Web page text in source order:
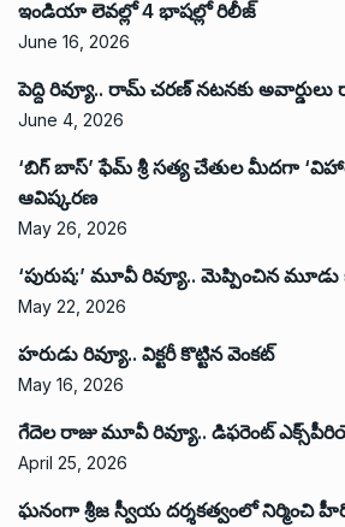
ఇండియా లెవ‌ల్లో 4 భాష‌ల్లో రిలీజ్
June 16, 2026
పెద్ది రివ్యూ.. రామ్ చరణ్ నటనకు
June 4, 2026
‘బిగ్ బాస్’ ఫేమ్ శ్రీ సత్య చేతుల మీదగా
ఆవిష్కరణ
May 26, 2026
‘పురుష:’ మూవీ రివ్యూ.. మెప్పించిన మూడు
May 22, 2026
హరుడు రివ్యూ.. విక్టరీ కొట్టిన వెంకట్
May 16, 2026
గేదెల రాజు మూవీ రివ్యూ.. డిఫరెంట్
April 25, 2026
ఘనంగా శ్రీజ స్వీయ దర్శకత్వంలో నిర్మించి